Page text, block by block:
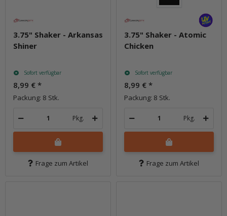
3.75" Shaker - Arkansas
Shiner
Sofort verfügbar
8,99 € *
Packung: 8 Stk.
Pkg.
Frage zum Artikel
3.75" Shaker - Atomic
Chicken
Sofort verfügbar
8,99 € *
Packung: 8 Stk.
Pkg.
Frage zum Artikel